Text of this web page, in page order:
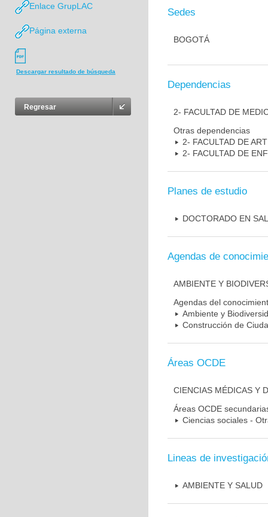
Enlace GrupLAC
Página externa
Descargar resultado de búsqueda
Regresar
Sedes
BOGOTÁ
Dependencias
2- FACULTAD DE
Otras dependencias
2- FACULTAD DE
2- FACULTAD DE
Planes de estudio
DOCTORADO EN
Agendas de
AMBIENTE Y
Agendas del
Ambiente y
Construcción de
Áreas OCDE
CIENCIAS MÉDICAS Y
Áreas OCDE
Ciencias sociales -
Lineas de
AMBIENTE Y SALUD